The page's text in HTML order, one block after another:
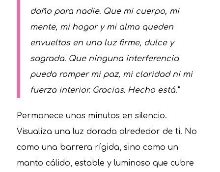
daño para nadie. Que mi cuerpo, mi
mente, mi hogar y mi alma queden
envueltos en una luz firme, dulce y
sagrada. Que ninguna interferencia
pueda romper mi paz, mi claridad ni mi
fuerza interior. Gracias. Hecho está.”
Permanece unos minutos en silencio.
Visualiza una luz dorada alrededor de ti. No
como una barrera rígida, sino como un
manto cálido, estable y luminoso que cubre